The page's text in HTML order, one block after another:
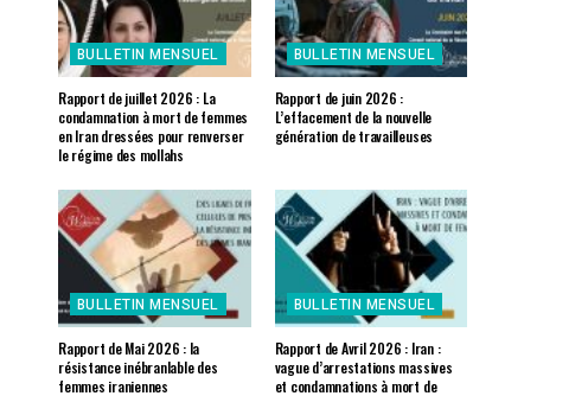
BULLETIN MENSUEL
Rapport de juillet 2026 : La
condamnation à mort de femmes
en Iran dressées pour renverser
le régime des mollahs
BULLETIN MENSUEL
Rapport de juin 2026 :
L’effacement de la nouvelle
génération de travailleuses
BULLETIN MENSUEL
Rapport de Mai 2026 : la
résistance inébranlable des
femmes iraniennes
BULLETIN MENSUEL
Rapport de Avril 2026 : Iran :
vague d’arrestations massives
et condamnations à mort de